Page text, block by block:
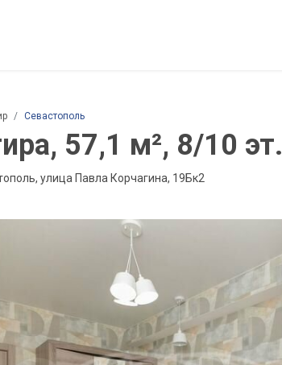
Севастополь
57,1 м², 8/10 эт.
улица Павла Корчагина, 19Бк2